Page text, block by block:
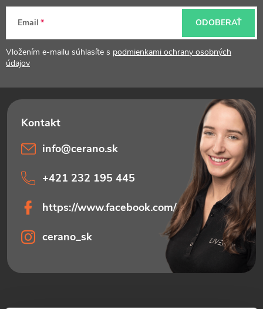
p
ä
i
e
Email
Vložením e-mailu súhlasíte s podmienkami ochrany osobných
údajov
ODOBERAŤ
info@cerano.sk
+421 232 195 445
https://www.facebook.com/ceranosk
cerano_sk